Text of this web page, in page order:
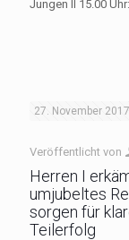
Jungen II 15.00
27. November 2017
Veröffentlicht von
Herren I
umjubeltes
sorgen für
Teilerfolg